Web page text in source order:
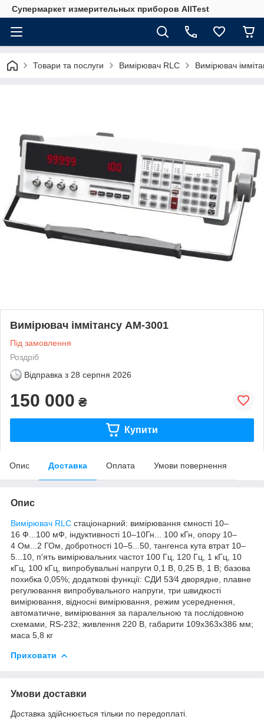
Супермаркет измерительных приборов AllTest
Товари та послуги Вимірювач RLC Вимірювач
Вимірювач іммітансу АМ-3001
Під замовлення
Роздріб
Відправка з 28 серпня 2026
150 000 ₴
Купити
Опис Доставка Оплата Умови повернення
Опис
Вимірювач RLC стаціонарний: вимірювання ємності 10–
16 Ф...100 мФ, індуктивності 10–10Гн... 100 кГн, опору 10–
4 Ом...2 ГОм, добротності 10–5 ...50, тангенса кута втрат 10–
5 ...10, п'ять вимірювальних частот 100 Гц, 120 Гц, 1 кГц, 10
кГц, 100 кГц, випробувальні напруги 0,1 В, 0,25 В, 1 В; базова
похибка 0,05%; додаткові функції: СДИ 53⁄4 дворядне, плавне
регулювання випробувального напруги, три швидкості
вимірювання, відносні вимірювання, режим усереднення,
автоматичне, вимірювання за паралельною та послідовною
схемами, RS-232; живлення 220 В, габарити 109х363х386 мм;
маса 5,8 кг
Приховати
Умови доставки
Доставка здійснюється тільки по передоплаті.